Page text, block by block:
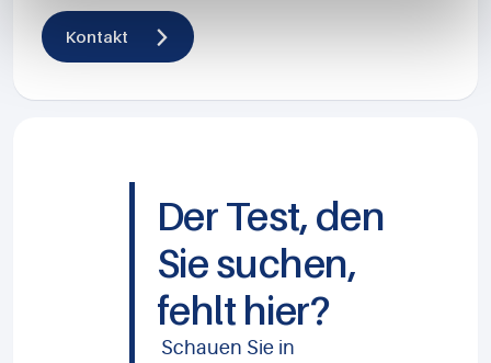
Kontakt
Der Test, den
Sie suchen,
fehlt hier?
Schauen Sie in